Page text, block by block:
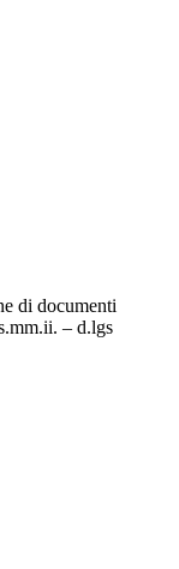
– d.lgs